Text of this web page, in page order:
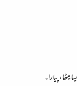
پیارا۔